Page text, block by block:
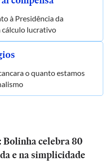
à Presidência da
cálculo lucrativo
o quanto estamos
Bolinha celebra 80
e na simplicidade